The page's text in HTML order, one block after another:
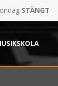
STÄNGT